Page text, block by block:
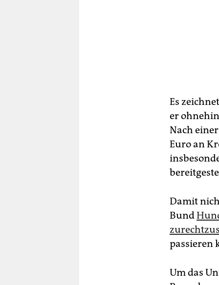
Es
er
Nach
Euro an
Damit
Bund
passieren
Um das